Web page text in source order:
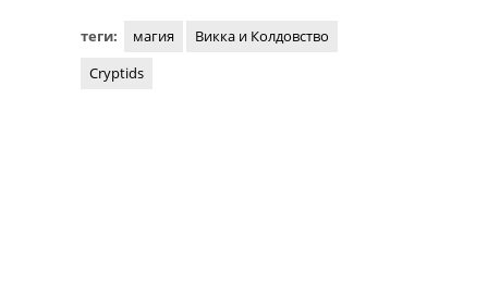
теги: магия
Викка и Колдовство
Cryptids